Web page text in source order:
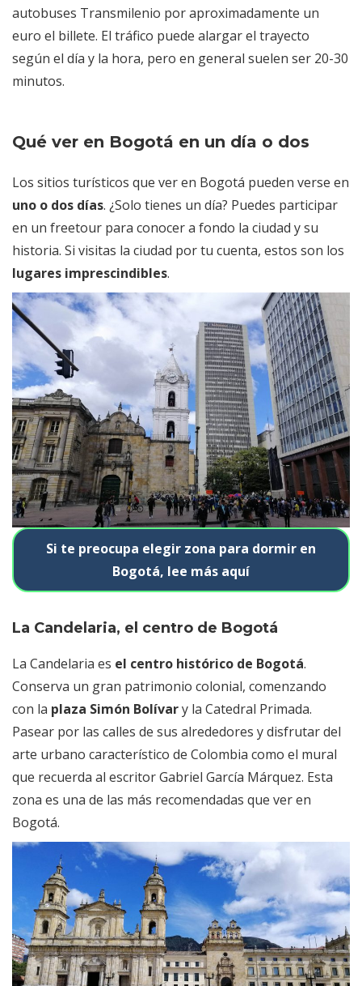
autobuses Transmilenio por aproximadamente un
euro el billete. El tráfico puede alargar el trayecto
según el día y la hora, pero en general suelen ser 20-30
minutos.
Qué ver en Bogotá en un día o dos
Los sitios turísticos que ver en Bogotá pueden verse en
uno o dos días. ¿Solo tienes un día? Puedes participar
en un freetour para conocer a fondo la ciudad y su
historia. Si visitas la ciudad por tu cuenta, estos son los
lugares imprescindibles.
Si te preocupa elegir zona para dormir en
Bogotá, lee más aquí
La Candelaria, el centro de Bogotá
La Candelaria es el centro histórico de Bogotá.
Conserva un gran patrimonio colonial, comenzando
con la plaza Simón Bolívary la Catedral Primada.
Pasear por las calles de sus alrededores y disfrutar del
arte urbano característico de Colombia como el mural
que recuerda al escritor Gabriel García Márquez. Esta
zona es una de las más recomendadas que ver en
Bogotá.